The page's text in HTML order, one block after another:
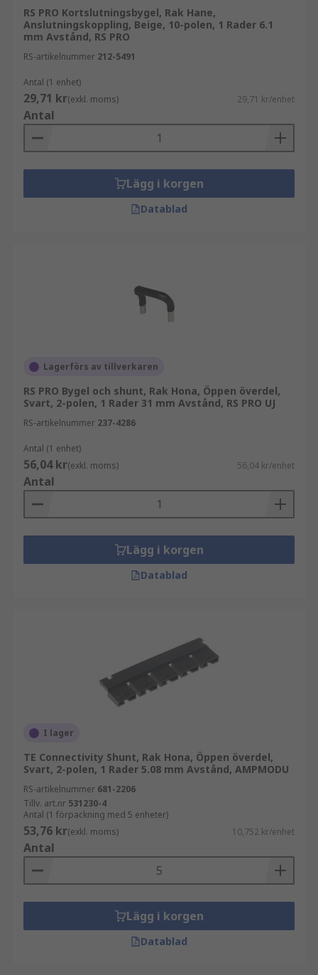
RS PRO Kortslutningsbygel, Rak Hane,
Anslutningskoppling, Beige, 10-polen, 1 Rader 6.1
mm Avstånd, RS PRO
RS-artikelnummer 212-5491
Antal (1 enhet)
29,71 kr(exkl. moms) 29,71 kr/enhet
Antal
Lägg i korgen
Datablad
Lagerförs av tillverkaren
RS PRO Bygel och shunt, Rak Hona, Öppen överdel,
Svart, 2-polen, 1 Rader 31 mm Avstånd, RS PRO UJ
RS-artikelnummer 237-4286
Antal (1 enhet)
56,04 kr(exkl. moms) 56,04 kr/enhet
Antal
Lägg i korgen
Datablad
I lager
TE Connectivity Shunt, Rak Hona, Öppen överdel,
Svart, 2-polen, 1 Rader 5.08 mm Avstånd, AMPMODU
RS-artikelnummer 681-2206
Tillv. art.nr 531230-4
Antal (1 förpackning med 5 enheter)
53,76 kr(exkl. moms) 10,752 kr/enhet
Antal
Lägg i korgen
Datablad